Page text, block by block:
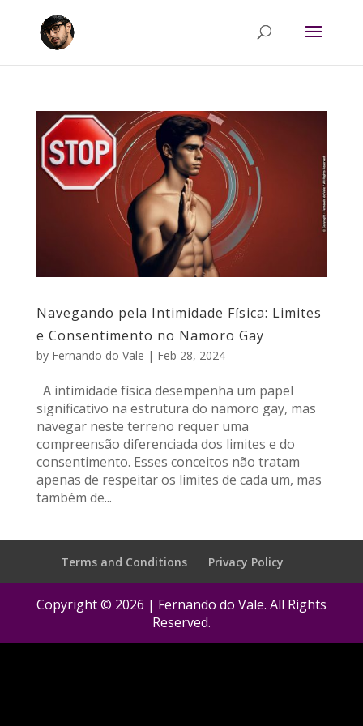
Navegando pela Intimidade Física: Limites
e Consentimento no Namoro Gay
by Fernando do Vale | Feb 28, 2024
A intimidade física desempenha um papel
significativo na estrutura do namoro gay, mas
navegar neste terreno requer uma
compreensão diferenciada dos limites e do
consentimento. Esses conceitos não tratam
apenas de respeitar os limites de cada um, mas
também de...
Terms and Conditions Privacy Policy
Copyright © 2026 | Fernando do Vale. All Rights
Reserved.